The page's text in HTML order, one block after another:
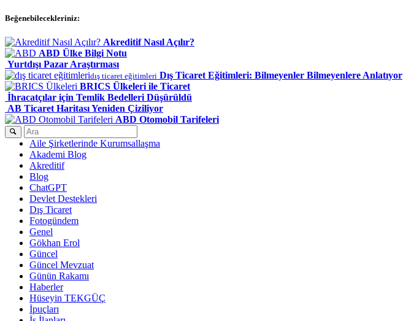
Beğenebilecekleriniz:
Akreditif Nasıl Açılır?
ABD Ülke Bilgi Notu
Yurtdışı Pazar Araştırması
dış ticaret eğitimleri Dış Ticaret Eğitimleri: Bilmeyenler Bilmeyenlere Anlatıyor
BRICS Ülkeleri ile Ticaret
İhracatçılar için Temlik Bedelleri Düşürüldü
AB Ticaret Haritası Yeniden Çiziliyor
ABD Otomobil Tarifeleri
Aile Şirketlerinde Kurumsallaşma
Akademi Blog
Akreditif
Blog
ChatGPT
Devlet Destekleri
Dış Ticaret
Fotogündem
Genel
Gökhan Erol
Güncel
Güncel Mevzuat
Günün Rakamı
Haberler
Hüseyin TEKGÜÇ
İpuçları